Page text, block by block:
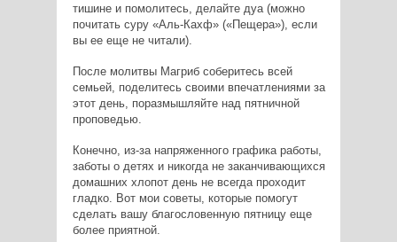
тишине и помолитесь, делайте дуа (можно
почитать суру «Аль-Кахф» («Пещера»), если
вы ее еще не читали).
После молитвы Магриб соберитесь всей
семьей, поделитесь своими впечатлениями за
этот день, поразмышляйте над пятничной
проповедью.
Конечно, из-за напряженного графика работы,
заботы о детях и никогда не заканчивающихся
домашних хлопот день не всегда проходит
гладко. Вот мои советы, которые помогут
сделать вашу благословенную пятницу еще
более приятной.